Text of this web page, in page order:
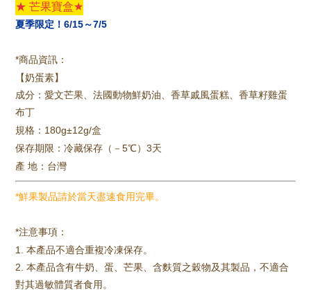
★ 芒果寶盒★
夏季限定！6/15～7/5
*商品資訊：
【奶蛋素】
成分：愛文芒果、法國動物鮮奶油、香草戚風蛋糕、香草籽雞蛋
布丁
規格：180g±12g/盒
保存期限：冷藏保存（－5℃）3天
產 地：台灣
*鮮果製品請於當天盡速食用完畢。
*注意事項：
1.
本產品不適合重複冷凍保存。
2. 本產品含有牛奶、蛋、芒果、含麩質之穀物及其製品，不適合
對其過敏體質者食用。